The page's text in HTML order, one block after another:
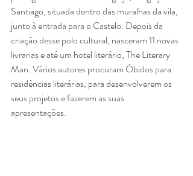
Santiago, situada dentro das muralhas da vila,
junto à entrada para o Castelo. Depois da
criação desse polo cultural, nasceram 11 novas
livrarias e até um hotel literário, The Literary
Man. Vários autores procuram Óbidos para
residências literárias, para desenvolverem os
seus projetos e fazerem as suas
apresentações.